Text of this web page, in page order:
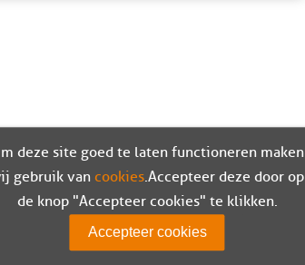
deze site goed te laten functioneren maken
gebruik van cookies. Accepteer deze door op
de knop "Accepteer cookies" te klikken.
Accepteer cookies